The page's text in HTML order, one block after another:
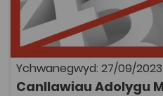
Ychwanegwyd: 27/09/2023
Canllawiau Adolygu
gyfer yr haen sylfaenol a
ganolradd. Diolch i Goleg